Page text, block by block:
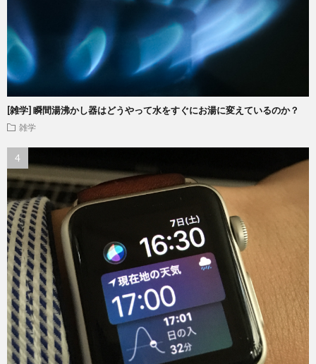
[雑学] 瞬間湯沸かし器はどうやって水をすぐにお湯に変えているのか？
雑学